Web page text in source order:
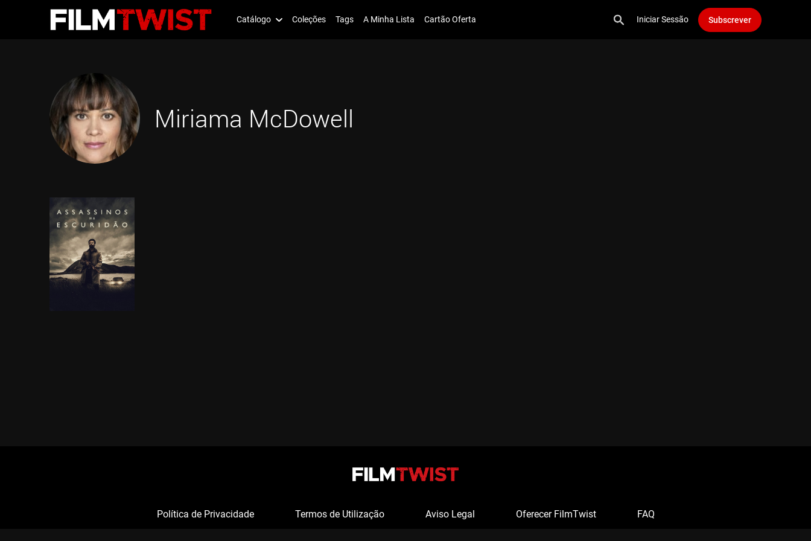
Catálogo Coleções Tags A Minha Lista Cartão Oferta Iniciar Sessão Subscrever
Miriama McDowell
Política de Privacidade Termos de Utilização Aviso Legal Oferecer FilmTwist FAQ